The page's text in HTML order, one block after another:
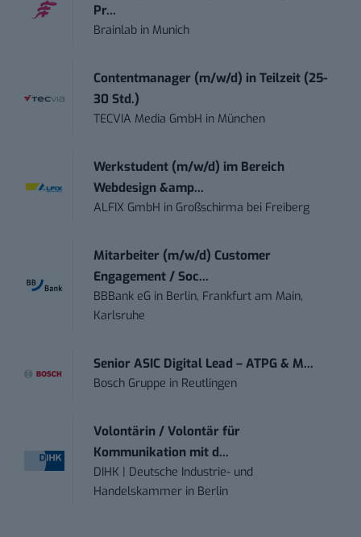
Pr...
Brainlab in Munich
Contentmanager (m/w/d) in Teilzeit (25-
30 Std.)
TECVIA Media GmbH in München
Werkstudent (m/w/d) im Bereich
Webdesign &amp...
ALFIX GmbH in Großschirma bei Freiberg
Mitarbeiter (m/w/d) Customer
Engagement / Soc...
BBBank eG in Berlin, Frankfurt am Main,
Karlsruhe
Senior ASIC Digital Lead – ATPG & M...
Bosch Gruppe in Reutlingen
Volontärin / Volontär für
Kommunikation mit d...
DIHK | Deutsche Industrie- und
Handelskammer in Berlin